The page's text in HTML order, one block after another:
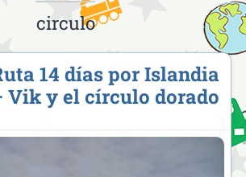
circulo
14 días por Islandia
Vik y el círculo dorado